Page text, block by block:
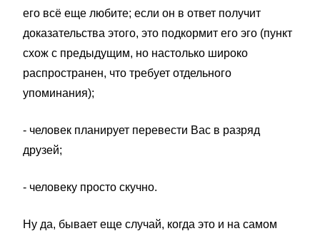
его всё еще любите; если он в ответ получит
доказательства этого, это подкормит его эго (пункт
схож с предыдущим, но настолько широко
распространен, что требует отдельного
упоминания);
- человек планирует перевести Вас в разряд
друзей;
- человеку просто скучно.
Ну да, бывает еще случай, когда это и на самом